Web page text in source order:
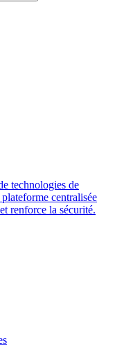
technologies de
centralisée
renforce la sécurité.